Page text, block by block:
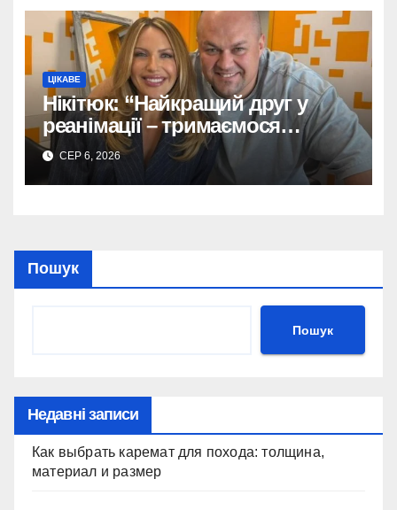
ЦІКАВЕ
Нікітюк: “Найкращий друг у
реанімації – тримаємося
разом!”
СЕР 6, 2026
Пошук
Пошук
Недавні записи
Как выбрать каремат для похода: толщина,
материал и размер